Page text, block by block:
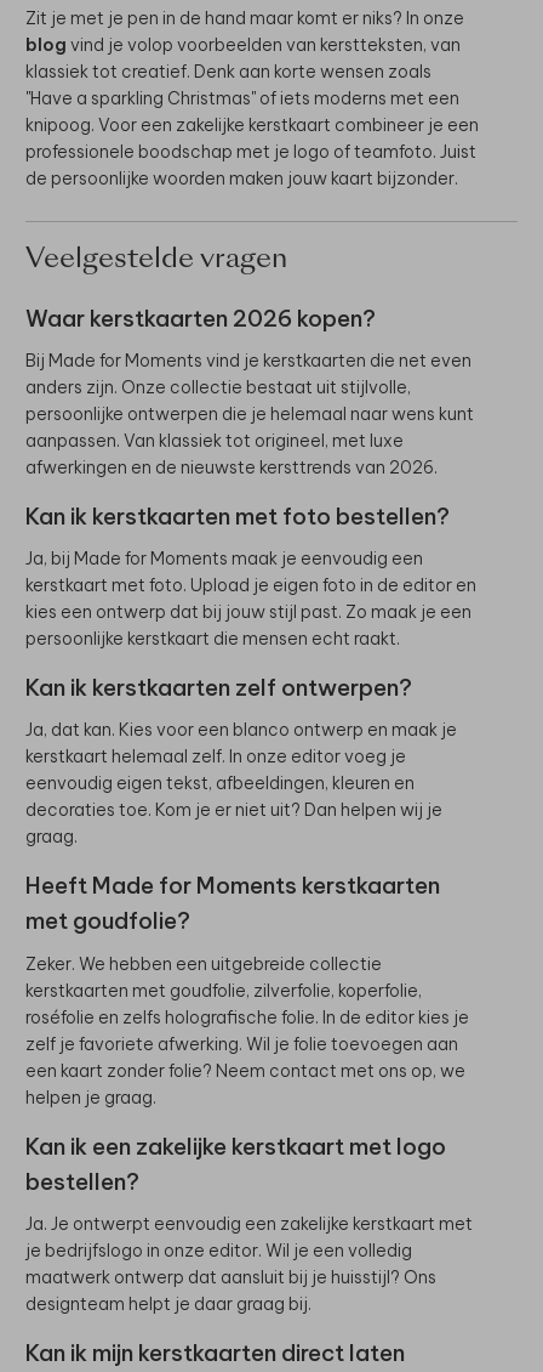
Zit je met je pen in de hand maar komt er niks? In onze
blog vind je volop voorbeelden van kerstteksten, van
klassiek tot creatief. Denk aan korte wensen zoals
"Have a sparkling Christmas" of iets moderns met een
knipoog. Voor een zakelijke kerstkaart combineer je een
professionele boodschap met je logo of teamfoto. Juist
de persoonlijke woorden maken jouw kaart bijzonder.
Veelgestelde vragen
Waar kerstkaarten 2026 kopen?
Bij Made for Moments vind je kerstkaarten die net even
anders zijn. Onze collectie bestaat uit stijlvolle,
persoonlijke ontwerpen die je helemaal naar wens kunt
aanpassen. Van klassiek tot origineel, met luxe
afwerkingen en de nieuwste kersttrends van 2026.
Kan ik kerstkaarten met foto bestellen?
Ja, bij Made for Moments maak je eenvoudig een
kerstkaart met foto. Upload je eigen foto in de editor en
kies een ontwerp dat bij jouw stijl past. Zo maak je een
persoonlijke kerstkaart die mensen echt raakt.
Kan ik kerstkaarten zelf ontwerpen?
Ja, dat kan. Kies voor een blanco ontwerp en maak je
kerstkaart helemaal zelf. In onze editor voeg je
eenvoudig eigen tekst, afbeeldingen, kleuren en
decoraties toe. Kom je er niet uit? Dan helpen wij je
graag.
Heeft Made for Moments kerstkaarten
met goudfolie?
Zeker. We hebben een uitgebreide collectie
kerstkaarten met goudfolie, zilverfolie, koperfolie,
roséfolie en zelfs holografische folie. In de editor kies je
zelf je favoriete afwerking. Wil je folie toevoegen aan
een kaart zonder folie? Neem contact met ons op, we
helpen je graag.
Kan ik een zakelijke kerstkaart met logo
bestellen?
Ja. Je ontwerpt eenvoudig een zakelijke kerstkaart met
je bedrijfslogo in onze editor. Wil je een volledig
maatwerk ontwerp dat aansluit bij je huisstijl? Ons
designteam helpt je daar graag bij.
Kan ik mijn kerstkaarten direct laten